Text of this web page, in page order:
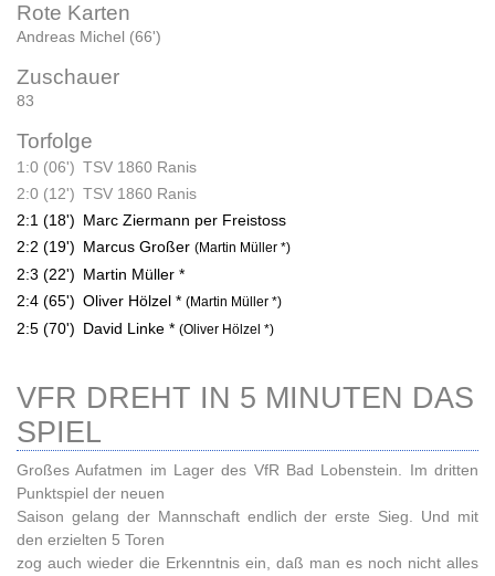
Rote Karten
Andreas Michel (66')
Zuschauer
83
Torfolge
1:0 (06') TSV 1860 Ranis
2:0 (12') TSV 1860 Ranis
2:1 (18') Marc Ziermann per Freistoss
2:2 (19') Marcus Großer (Martin Müller *)
2:3 (22') Martin Müller *
2:4 (65') Oliver Hölzel * (Martin Müller *)
2:5 (70') David Linke * (Oliver Hölzel *)
VFR DREHT IN 5 MINUTEN DAS
SPIEL
Großes Aufatmen im Lager des VfR Bad Lobenstein. Im dritten
Punktspiel der neuen
Saison gelang der Mannschaft endlich der erste Sieg. Und mit
den erzielten 5 Toren
zog auch wieder die Erkenntnis ein, daß man es noch nicht alles